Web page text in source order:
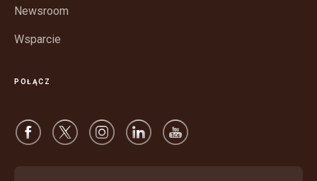
Newsroom
Wsparcie
POŁĄCZ